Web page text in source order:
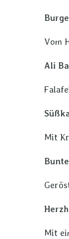
Vom
Ali
Mit
Mit